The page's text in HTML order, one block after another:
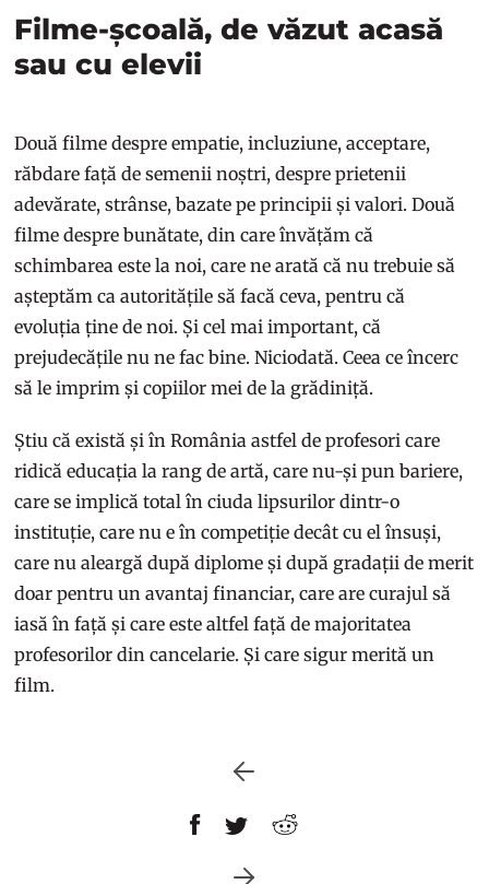
Filme-școală, de văzut acasă
sau cu elevii
Două filme despre empatie, incluziune, acceptare,
răbdare față de semenii noștri, despre prietenii
adevărate, strânse, bazate pe principii și valori. Două
filme despre bunătate, din care învățăm că
schimbarea este la noi, care ne arată că nu trebuie să
așteptăm ca autoritățile să facă ceva, pentru că
evoluția ține de noi. Și cel mai important, că
prejudecățile nu ne fac bine. Niciodată. Ceea ce încerc
să le imprim și copiilor mei de la grădiniță.
Știu că există și în România astfel de profesori care
ridică educația la rang de artă, care nu-și pun bariere,
care se implică total în ciuda lipsurilor dintr-o
instituție, care nu e în competiție decât cu el însuși,
care nu aleargă după diplome și după gradații de merit
doar pentru un avantaj financiar, care are curajul să
iasă în față și care este altfel față de majoritatea
profesorilor din cancelarie. Și care sigur merită un
film.